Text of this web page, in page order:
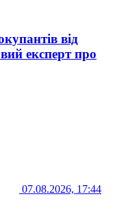
від
експерт про
07.08.2026, 17:44